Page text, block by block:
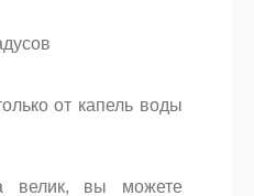
от капель воды
велик, вы можете